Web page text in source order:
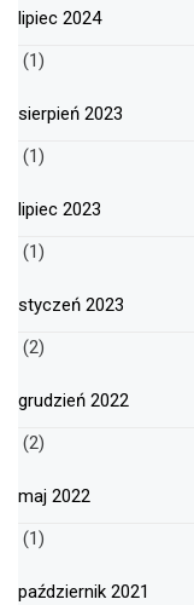
lipiec 2024
(1)
sierpień 2023
(1)
lipiec 2023
(1)
styczeń 2023
(2)
grudzień 2022
(2)
maj 2022
(1)
październik 2021